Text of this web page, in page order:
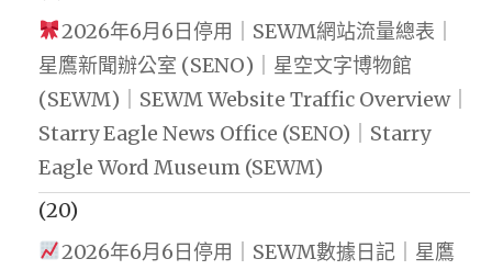
2026年6月6日停用｜SEWM網站流量總表｜
星鷹新聞辦公室 (SENO)｜星空文字博物館
(SEWM)｜SEWM Website Traffic Overview｜
Starry Eagle News Office (SENO)｜Starry
Eagle Word Museum (SEWM)
(20)
2026年6月6日停用｜SEWM數據日記｜星鷹